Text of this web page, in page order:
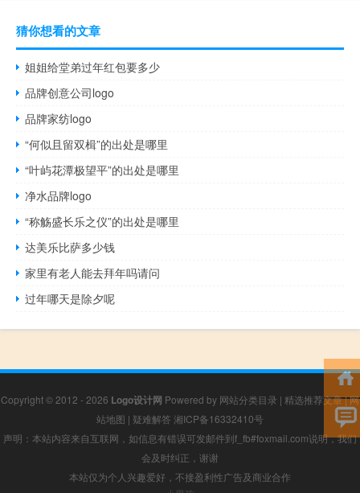
猜你想看的文章
姐姐给堂弟过年红包要多少
品牌创意公司logo
品牌家纺logo
“何似且留双楫”的出处是哪里
“叶屿花潭极望平”的出处是哪里
净水品牌logo
“称觞盛长乐之仪”的出处是哪里
达美乐比萨多少钱
家里有老人能去拜年吗请问
过年哪天是除夕呢
Copyright © 2012 - 2026 Logo设计网 Powered by 网站分类目录 | 精选推荐文章|网
站地图 | 疑难解答 湘ICP备16332410号
声明：本站内容来自互联网，如信息有错误可发邮件到f_fb#foxmail.com说明，我们
会及时纠正，谢谢
本站仅为个人兴趣爱好，不接盈利性广告及商业合作